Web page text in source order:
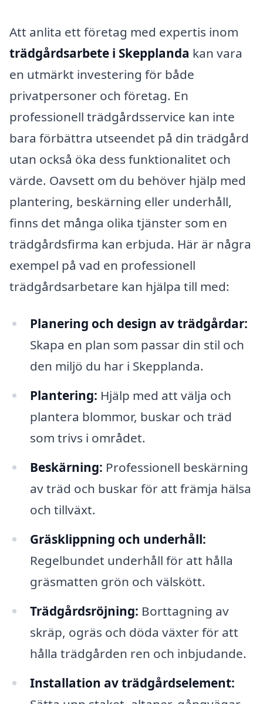
Att anlita ett företag med expertis inom
trädgårdsarbete i Skepplanda kan vara
en utmärkt investering för både
privatpersoner och företag. En
professionell trädgårdsservice kan inte
bara förbättra utseendet på din trädgård
utan också öka dess funktionalitet och
värde. Oavsett om du behöver hjälp med
plantering, beskärning eller underhåll,
finns det många olika tjänster som en
trädgårdsfirma kan erbjuda. Här är några
exempel på vad en professionell
trädgårdsarbetare kan hjälpa till med:
Planering och design av trädgårdar:
Skapa en plan som passar din stil och
den miljö du har i Skepplanda.
Plantering: Hjälp med att välja och
plantera blommor, buskar och träd
som trivs i området.
Beskärning: Professionell beskärning
av träd och buskar för att främja hälsa
och tillväxt.
Gräsklippning och underhåll:
Regelbundet underhåll för att hålla
gräsmatten grön och välskött.
Trädgårdsröjning: Borttagning av
skräp, ogräs och döda växter för att
hålla trädgården ren och inbjudande.
Installation av trädgårdselement: